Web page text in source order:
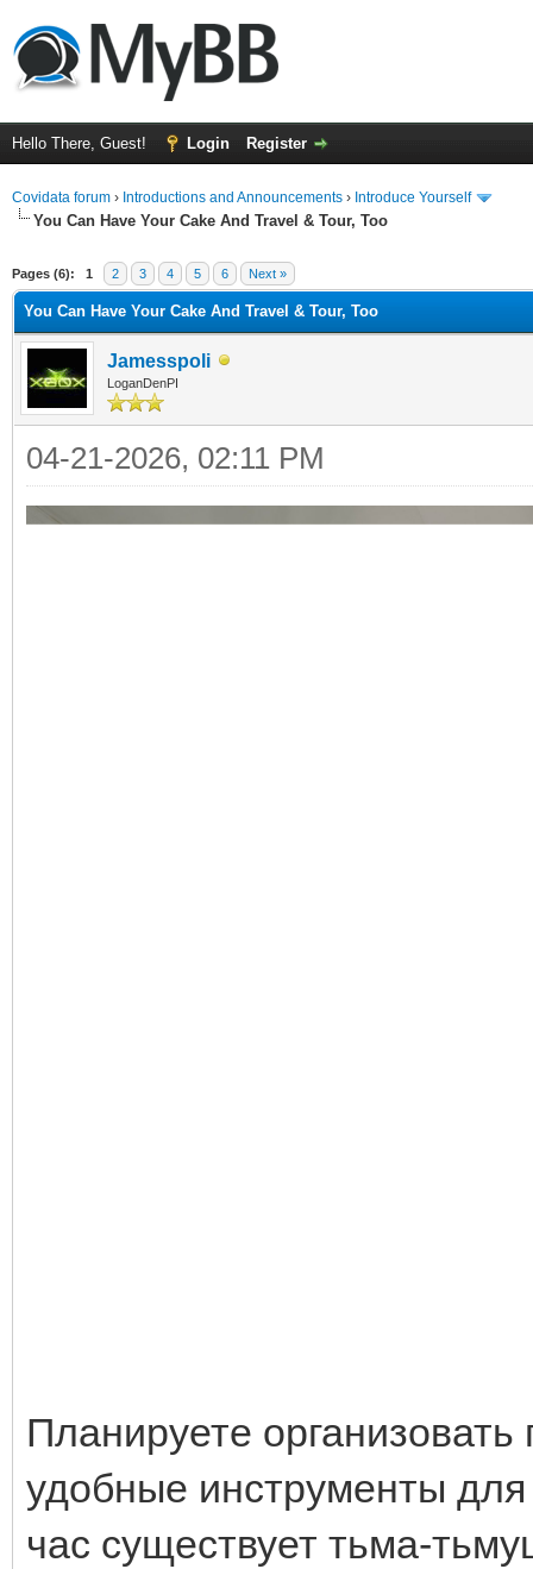
Hello There, Guest! Login Register
Covidata forum › Introductions and Announcements › Introduce Yourself
You Can Have Your Cake And Travel & Tour, Too
Pages (6): 1 2 3 4 5 6 Next »
You Can Have Your Cake And Travel & Tour, Too
Jamesspoli
LoganDenPI
04-21-2026, 02:11 PM
Планируете
удобные инструменты
час существует тьма-